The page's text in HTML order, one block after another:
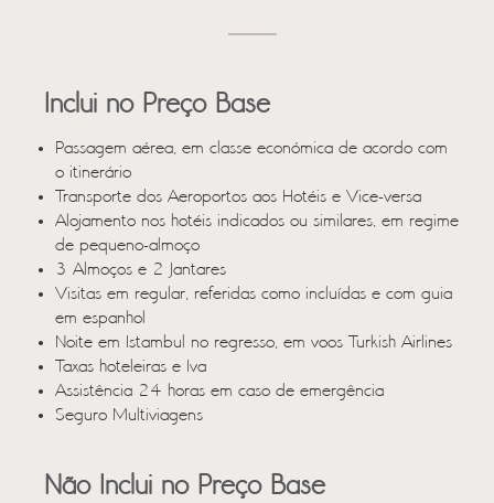
Inclui no Preço Base
Passagem aérea, em classe económica de acordo com
o itinerário
Transporte dos Aeroportos aos Hotéis e Vice-versa
Alojamento nos hotéis indicados ou similares, em regime
de pequeno-almoço
3 Almoços e 2 Jantares
Visitas em regular, referidas como incluídas e com guia
em espanhol
Noite em Istambul no regresso, em voos Turkish Airlines
Taxas hoteleiras e Iva
Assistência 24 horas em caso de emergência
Seguro Multiviagens
Não Inclui no Preço Base